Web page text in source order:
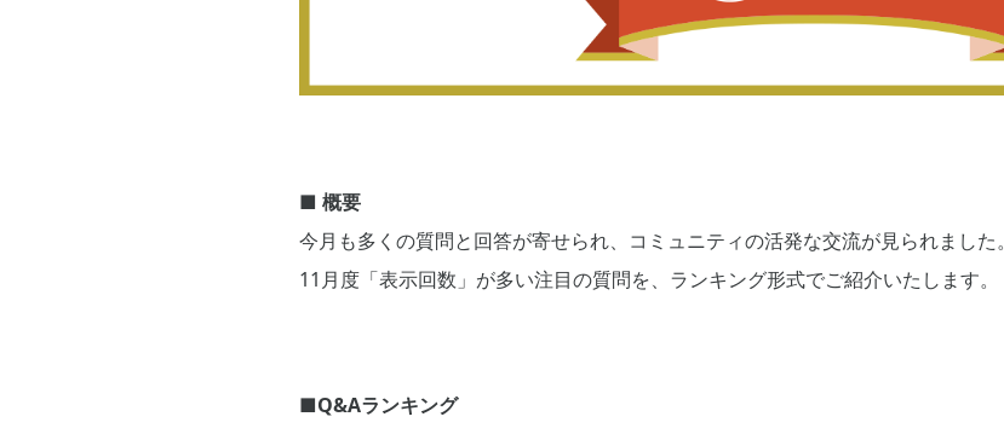
■ 概要
今月も多くの質問と回答が寄せられ、コミュニティの活発な交流が見られました。
11月度「表示回数」が多い注目の質問を、ランキング形式でご紹介いたします。
■Q&Aランキング